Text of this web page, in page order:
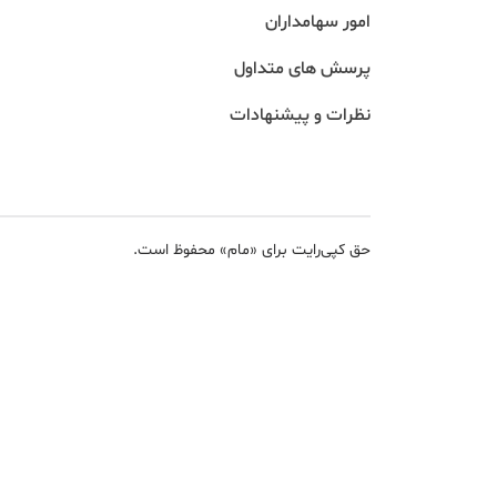
امور سهامداران
پرسش های متداول
نظرات و پیشنهادات
حق کپی‌رایت برای «مام» محفوظ است.